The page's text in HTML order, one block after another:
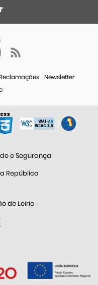
Newsletter
e Segurança
República
de Leiria